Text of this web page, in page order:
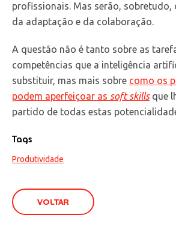
profissionais. Mas serão, sobretudo,
da adaptação e da colaboração.
A questão não é tanto sobre as
competências que a inteligência
substituir, mas mais sobre como os
podem aperfeiçoar as soft skillsque
partido de todas estas
Tags
Produtividade
VOLTAR